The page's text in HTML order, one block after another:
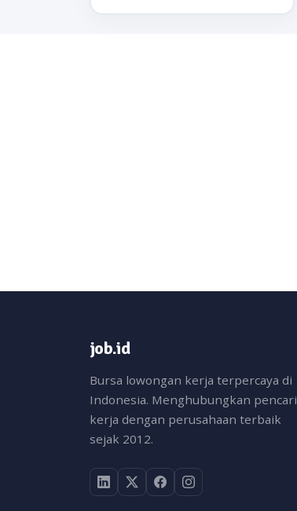
job.id
Bursa lowongan kerja terpercaya di
Indonesia. Menghubungkan pencari
kerja dengan perusahaan terbaik
sejak 2012.